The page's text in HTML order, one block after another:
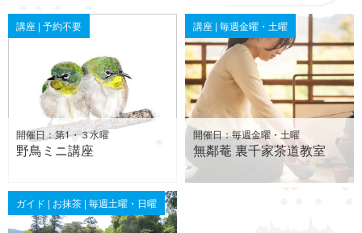
講座 | 予約不要
開催日：第1・３水曜
野鳥ミニ講座
講座 | 毎週金曜・土曜
開催日：毎週金曜・土曜
無鄰菴 裏千家茶道教室
ガイド | お抹茶 | 毎週土曜・日曜